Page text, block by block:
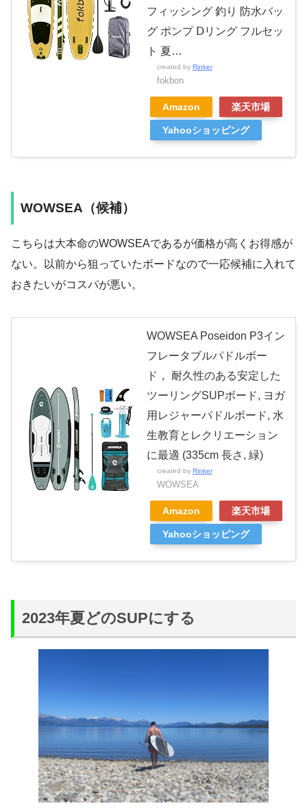
フィッシング 釣り 防水バッ
グ ポンプ Ⅾリング フルセッ
ト 夏…
created by Rinker
fokbon
Amazon 楽天市場
Yahooショッピング
WOWSEA（候補）
こちらは大本命のWOWSEAであるが価格が高くお得感が
ない。以前から狙っていたボードなので一応候補に入れて
おきたいがコスパが悪い。
WOWSEA Poseidon P3イン
フレータブルパドルボー
ド， 耐久性のある安定した
ツーリングSUPボード, ヨガ
用レジャーパドルボード, 水
生教育とレクリエーション
に最適 (335cm 長さ, 緑)
created by Rinker
WOWSEA
Amazon 楽天市場
Yahooショッピング
2023年夏どのSUPにする